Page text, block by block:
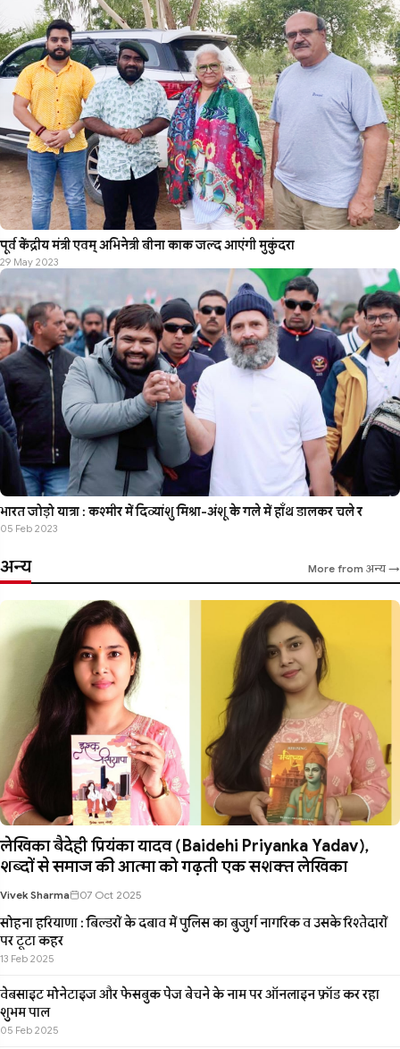
पूर्व केंद्रीय मंत्री एवम् अभिनेत्री बीना काक जल्द आएंगी मुकुंदरा
29 May 2023
भारत जोड़ो यात्रा : कश्मीर में दिव्यांशु मिश्रा-अंशू के गले में हाँथ डालकर चले र
05 Feb 2023
अन्य More from अन्य →
लेखिका बैदेही प्रियंका यादव (Baidehi Priyanka Yadav),
शब्दों से समाज की आत्मा को गढ़ती एक सशक्त लेखिका
Vivek Sharma 07 Oct 2025
सोहना हरियाणा : बिल्डरों के दबाव में पुलिस का बुजुर्ग नागरिक व उसके रिश्तेदारों
पर टूटा कहर
13 Feb 2025
वेबसाइट मोनेटाइज और फेसबुक पेज बेचने के नाम पर ऑनलाइन फ्रॉड कर रहा
शुभम पाल
05 Feb 2025